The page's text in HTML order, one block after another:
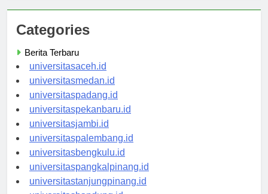
Categories
Berita Terbaru
universitasaceh.id
universitasmedan.id
universitaspadang.id
universitaspekanbaru.id
universitasjambi.id
universitaspalembang.id
universitasbengkulu.id
universitaspangkalpinang.id
universitastanjungpinang.id